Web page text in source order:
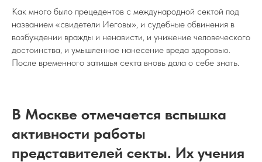
Как много было прецедентов с международной сектой под
названием «свидетели Иеговы», и судебные обвинения в
возбуждении вражды и ненависти, и унижение человеческого
достоинства, и умышленное нанесение вреда здоровью.
После временного затишья секта вновь дала о себе знать.
В Москве отмечается вспышка
активности работы
представителей секты. Их учения